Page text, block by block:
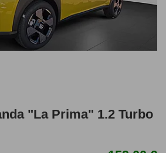
"La Prima" 1.2 Turbo